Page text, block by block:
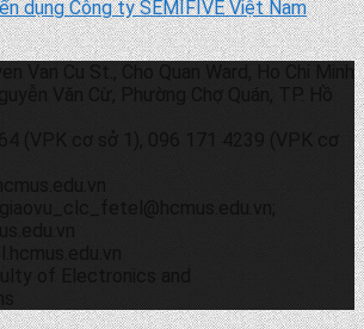
dụng Công ty SEMIFIVE Việt Nam
Van Cu St., Cho Quan Ward, Ho Chi Minh
Văn Cừ, Phường Chợ Quán, TP. Hồ
(VPK cơ sở 1), 096 171 4239 (VPK cơ
giaovu_clc_fetel@hcmus.edu.vn;
of Electronics and